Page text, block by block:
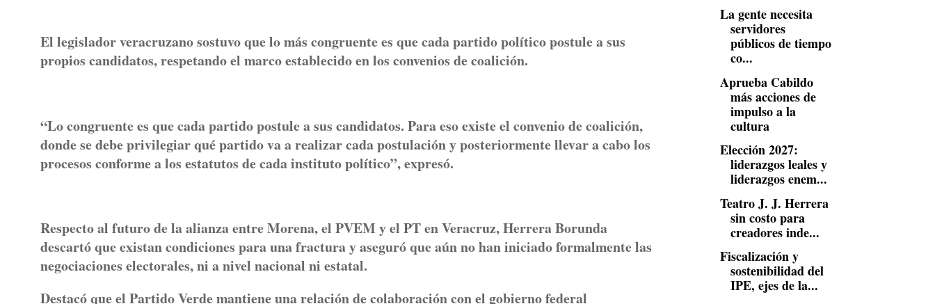
El legislador veracruzano sostuvo que lo más congruente es que cada partido político postule a sus
propios candidatos, respetando el marco establecido en los convenios de coalición.
“Lo congruente es que cada partido postule a sus candidatos. Para eso existe el convenio de coalición,
donde se debe privilegiar qué partido va a realizar cada postulación y posteriormente llevar a cabo los
procesos conforme a los estatutos de cada instituto político”, expresó.
Respecto al futuro de la alianza entre Morena, el PVEM y el PT en Veracruz, Herrera Borunda
descartó que existan condiciones para una fractura y aseguró que aún no han iniciado formalmente las
negociaciones electorales, ni a nivel nacional ni estatal.
Destacó que el Partido Verde mantiene una relación de colaboración con el gobierno federal
La gente necesita
servidores
públicos de tiempo
co...
Aprueba Cabildo
más acciones de
impulso a la
cultura
Elección 2027:
liderazgos leales y
liderazgos enem...
Teatro J. J. Herrera
sin costo para
creadores inde...
Fiscalización y
sostenibilidad del
IPE, ejes de la...